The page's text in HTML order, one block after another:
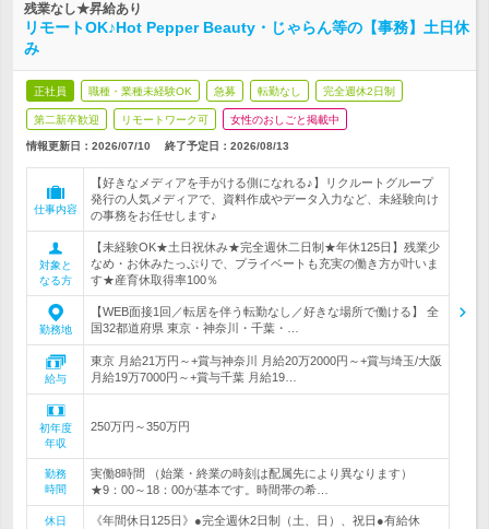
残業なし★昇給あり
リモートOK♪Hot Pepper Beauty・じゃらん等の【事務】土日休
み
正社員 職種・業種未経験OK 急募 転勤なし 完全週休2日制
第二新卒歓迎 リモートワーク可 女性のおしごと掲載中
情報更新日：2026/07/10 終了予定日： 2026/08/13
仕事内容
【好きなメディアを手がける側になれる♪】リクルートグループ
発行の人気メディアで、資料作成やデータ入力など、未経験向け
の事務をお任せします♪
対象と
なる方
【未経験OK★土日祝休み★完全週休二日制★年休125日】残業少
なめ・お休みたっぷりで、プライベートも充実の働き方が叶いま
す★産育休取得率100％
勤務地
【WEB面接1回／転居を伴う転勤なし／好きな場所で働ける】 全
国32都道府県 東京・神奈川・千葉・…
給与
東京 月給21万円～+賞与神奈川 月給20万2000円～+賞与埼玉/大阪
月給19万7000円～+賞与千葉 月給19…
初年度
年収
250万円～350万円
勤務
時間
実働8時間 （始業・終業の時刻は配属先により異なります）
★9：00～18：00が基本です。時間帯の希…
休日
《年間休日125日》●完全週休2日制（土、日）、祝日●有給休